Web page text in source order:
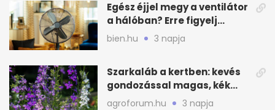
Egész éjjel megy a ventilátor
a hálóban? Erre figyelj
alvásnál nyáron
bien.hu 3 napja
Szarkaláb a kertben: kevés
gondozással magas, kék
virágfalat ad
agroforum.hu 3 napja